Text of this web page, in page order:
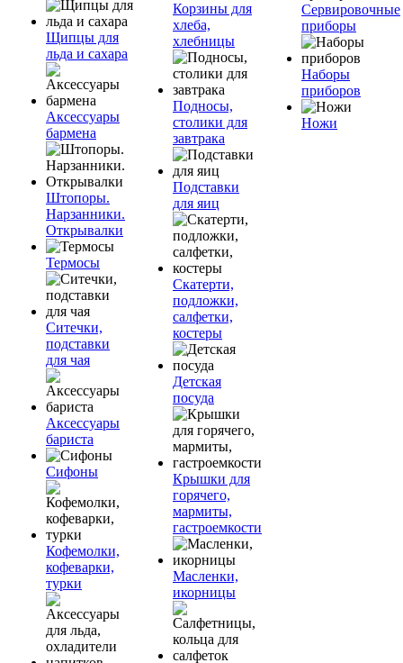
Щипцы для
льда и сахара
Аксессуары
бармена
Штопоры.
Нарзанники.
Открывалки
Термосы
Ситечки,
подставки
для чая
Аксессуары
бариста
Сифоны
Кофемолки,
кофеварки,
турки
Корзины для
хлеба,
хлебницы
Подносы,
столики для
завтрака
Подставки
для яиц
Скатерти,
подложки,
салфетки,
костеры
Детская
посуда
Крышки для
горячего,
мармиты,
гастроемкости
Масленки,
икорницы
Сервировочные
приборы
Наборы
приборов
Ножи